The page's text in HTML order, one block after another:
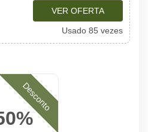
VER OFERTA
Usado 85 vezes
Desconto